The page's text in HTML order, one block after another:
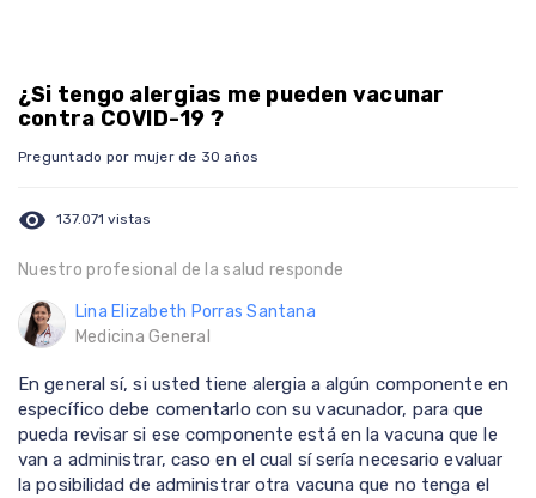
¿Si tengo alergias me pueden vacunar
contra COVID-19 ?
Preguntado por mujer de 30 años
visibility 137.071 vistas
Nuestro profesional de la salud responde
Lina Elizabeth Porras Santana
Medicina General
En general sí, si usted tiene alergia a algún componente en
específico debe comentarlo con su vacunador, para que
pueda revisar si ese componente está en la vacuna que le
van a administrar, caso en el cual sí sería necesario evaluar
la posibilidad de administrar otra vacuna que no tenga el